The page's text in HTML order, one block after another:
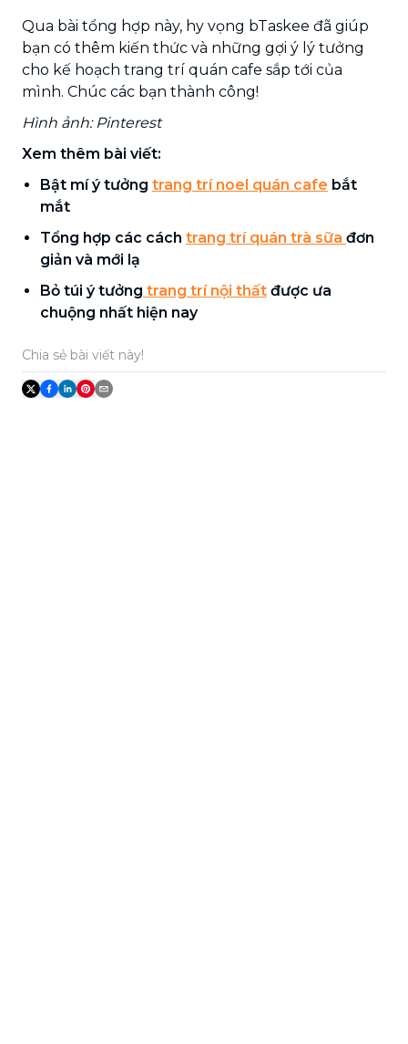
Qua bài tổng hợp này, hy vọng bTaskee đã giúp
bạn có thêm kiến thức và những gợi ý lý tưởng
cho kế hoạch trang trí quán cafe sắp tới của
mình. Chúc các bạn thành công!
Hình ảnh: Pinterest
Xem thêm bài viết:
Bật mí ý tưởng trang trí noel quán cafe bắt
mắt
Tổng hợp các cách trang trí quán trà sữa đơn
giản và mới lạ
Bỏ túi ý tưởng trang trí nội thất được ưa
chuộng nhất hiện nay
Chia sẻ bài viết này!